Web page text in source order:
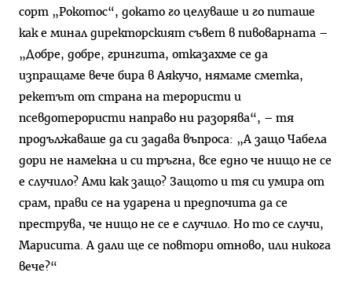
сорт „Рокотос“, докато го целуваше и го питаше
как е минал директорският съвет в пивоварната –
„Добре, добре, грингита, отказахме се да
изпращаме вече бира в Аякучо, нямаме сметка,
рекетът от страна на терористи и
псевдотерористи направо ни разорява“, – тя
продължаваше да си задава въпроса: „А защо Чабела
дори не намекна и си тръгна, все едно че нищо не се
е случило? Ами как защо? Защото и тя си умира от
срам, прави се на ударена и предпочита да се
преструва, че нищо не се е случило. Но то се случи,
Марисита. А дали ще се повтори отново, или никога
вече?“